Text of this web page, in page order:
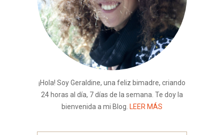
¡Hola! Soy Geraldine, una feliz bimadre, criando
24 horas al día, 7 días de la semana. Te doy la
bienvenida a mi Blog. LEER MÁS